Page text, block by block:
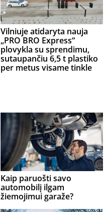
Vilniuje atidaryta nauja
„PRO BRO Express“
plovykla su sprendimu,
sutaupančiu 6,5 t plastiko
per metus visame tinkle
Kaip paruošti savo
automobilį ilgam
žiemojimui garaže?